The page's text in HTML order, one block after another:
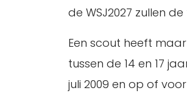
de WSJ2027 zullen
Een scout heeft
tussen de 14 en 17
juli 2009 en op of voor